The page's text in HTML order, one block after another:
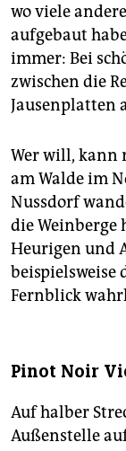
wo viele
aufgebaut
immer: Bei
zwischen die
Jausenplatten
Wer will, kann
am Walde im
Nussdorf
die Weinberge
Heurigen und
beispielsweise
Fernblick
Pinot Noir
Auf halber
Außenstelle